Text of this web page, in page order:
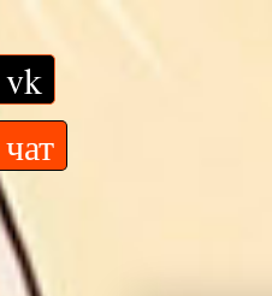
чат
vk